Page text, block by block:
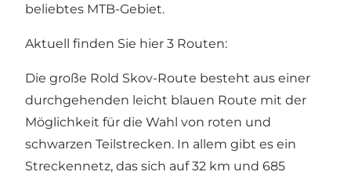
beliebtes MTB-Gebiet.
Aktuell finden Sie hier 3 Routen:
Die große Rold Skov-Route besteht aus einer
durchgehenden leicht blauen Route mit der
Möglichkeit für die Wahl von roten und
schwarzen Teilstrecken. In allem gibt es ein
Streckennetz, das sich auf 32 km und 685